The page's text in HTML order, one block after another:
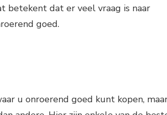
betekent dat er veel vraag is naar
goed.
u onroerend goed kunt kopen,